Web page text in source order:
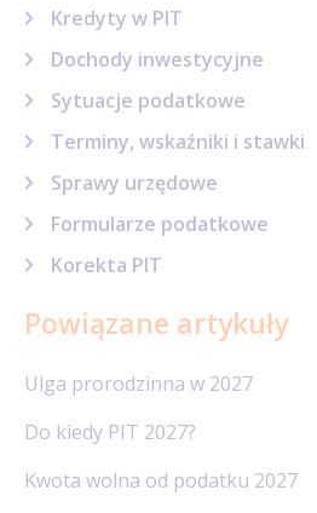
Kredyty w PIT
Dochody inwestycyjne
Sytuacje podatkowe
Terminy, wskaźniki i stawki
Sprawy urzędowe
Formularze podatkowe
Korekta PIT
Powiązane artykuły
Ulga prorodzinna w 2027
Do kiedy PIT 2027?
Kwota wolna od podatku 2027